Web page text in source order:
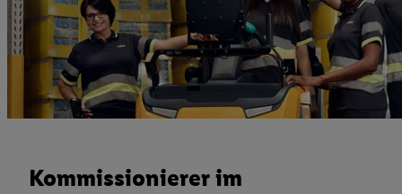
Kommissionierer im